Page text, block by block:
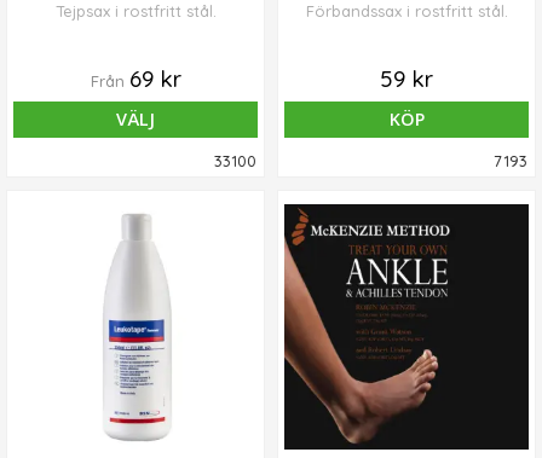
Tejpsax i rostfritt stål.
Från 69 kr
VÄLJ
33100
Förbandssax i rostfritt stål.
59 kr
KÖP
7193